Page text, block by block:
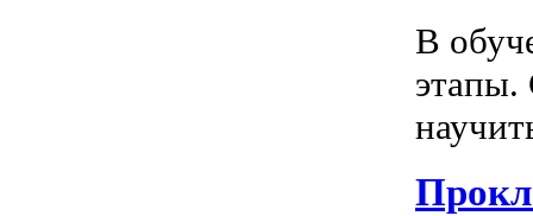
В
этапы.